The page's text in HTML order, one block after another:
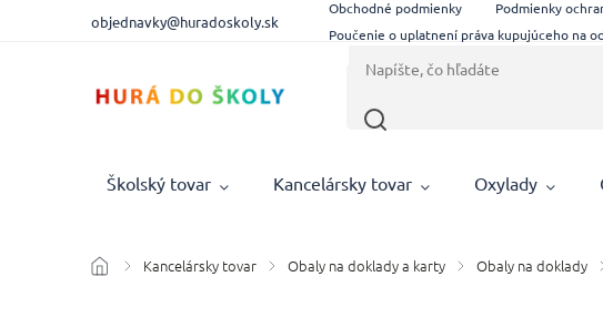
objednavky@huradoskoly.sk
Obchodné podmienky Podmienky
Poučenie o uplatnení práva kupujúceho na
Školský tovar Kancelársky tovar Oxylady
/ Kancelársky tovar / Obaly na doklady a karty / Obaly na doklady /